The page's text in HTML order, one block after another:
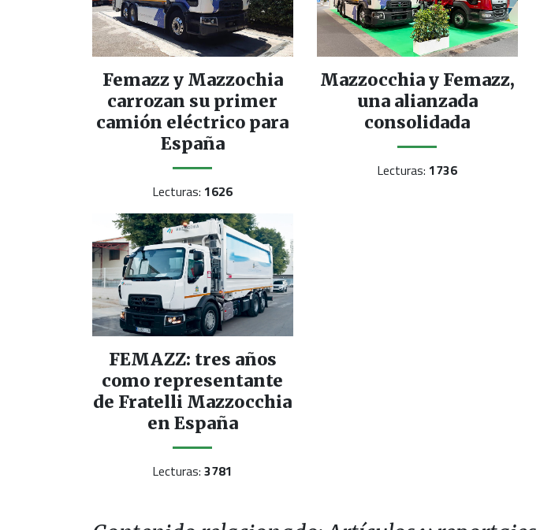
Femazz y Mazzochia
carrozan su primer
camión eléctrico para
España
Lecturas:1626
Mazzocchia y Femazz,
una alianzada
consolidada
Lecturas:1736
FEMAZZ: tres años
como representante
de Fratelli Mazzocchia
en España
Lecturas:3781